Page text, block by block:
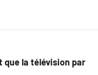
que la télévision par